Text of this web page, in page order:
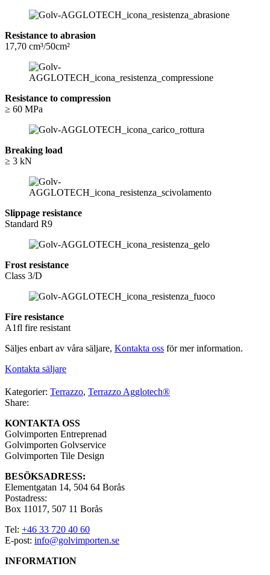
Resistance to abrasion
17,70 cm³/50cm²
Resistance to compression
≥ 60 MPa
Breaking load
≥ 3 kN
Slippage resistance
Standard R9
Frost resistance
Class 3/D
Fire resistance
A1fl fire resistant
Säljes enbart av våra säljare, Kontakta oss för mer information.
Kontakta säljare
Kategorier: Terrazzo, Terrazzo Agglotech®
Share:
KONTAKTA OSS
Golvimporten Entreprenad
Golvimporten Golvservice
Golvimporten Tile Design
BESÖKSADRESS:
Elementgatan 14, 504 64 Borås
Postadress:
Box 11017, 507 11 Borås
Tel: +46 33 720 40 60
E-post: info@golvimporten.se
INFORMATION